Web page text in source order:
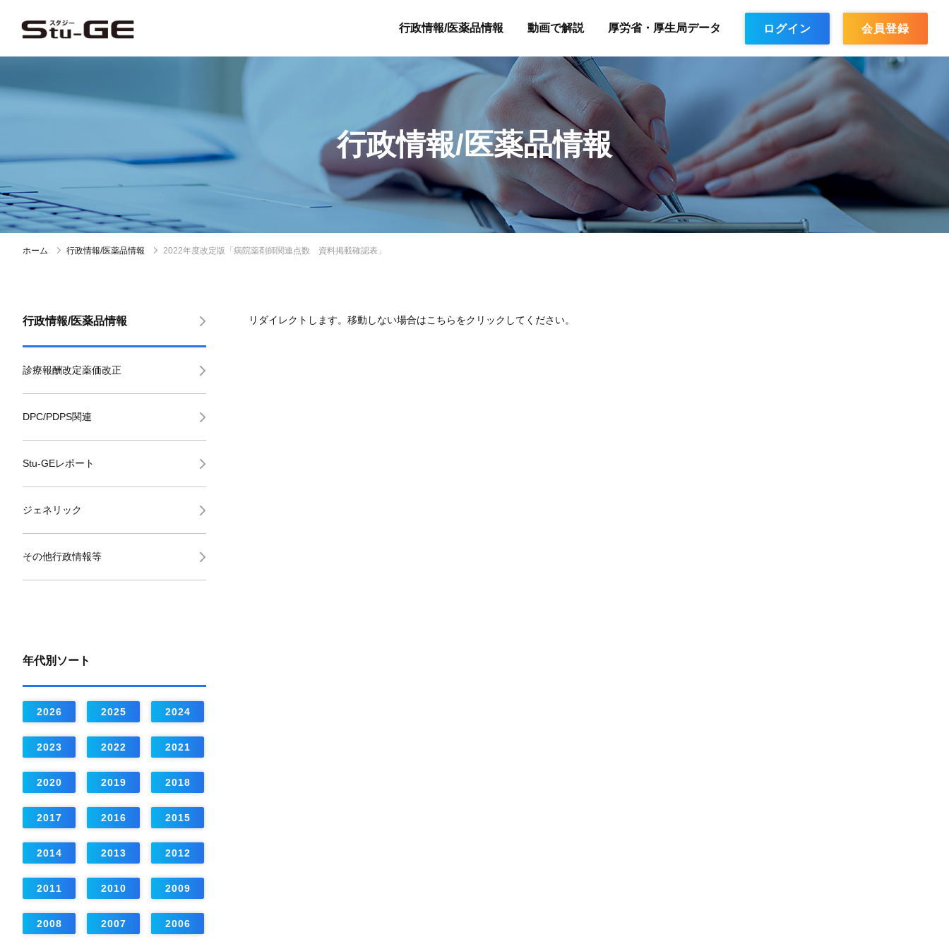
行政情報/医薬品情報 動画で解説 厚労省・厚生局データ ログイン 会員登録
行政情報/医薬品情報
ホーム 行政情報/医薬品情報 2022年度改定版「病院薬剤師関連点数 資料掲載確認表」
リダイレクトします。移動しない場合はこちらをクリックしてください。
行政情報/医薬品情報
診療報酬改定薬価改正
DPC/PDPS関連
Stu-GEレポート
ジェネリック
その他行政情報等
年代別ソート
2026 2025 2024
2023 2022 2021
2020 2019 2018
2017 2016 2015
2014 2013 2012
2011 2010 2009
2008 2007 2006